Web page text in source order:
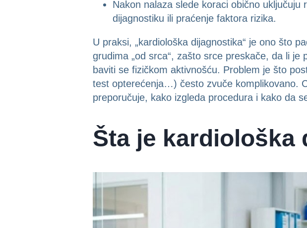
Nakon nalaza slede koraci obično
dijagnostiku ili praćenje faktora rizika.
U praksi, „kardiološka dijagnostika“ je ono što
grudima „od srca“, zašto srce preskače, da li
baviti se fizičkom aktivnošću. Problem je što
test opterećenja…) često zvuče komplikovano.
preporučuje, kako izgleda procedura i kako da
Šta je kardiološka